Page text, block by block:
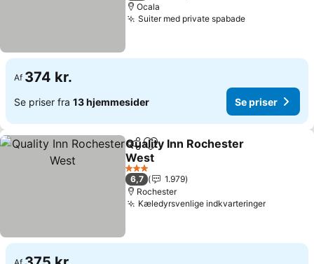
Ocala
Suiter med private spabade
Af 374 kr.
Se priser fra 13 hjemmesider Se priser
Del Føj til favoritter
Quality Inn Rochester
West
3 Stjerner
6,7
1.979
Rochester
Kæledyrsvenlige indkvarteringer
Af